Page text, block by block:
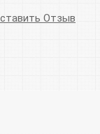
Отзыв